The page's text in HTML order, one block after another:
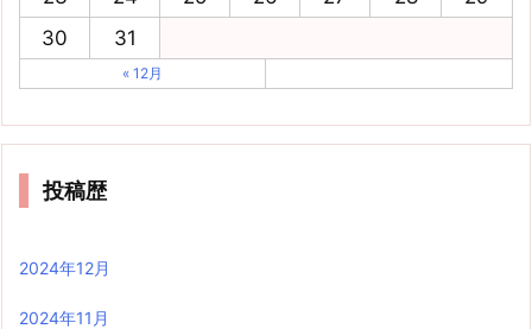
30
31
« 12月
投稿歴
2024年12月
2024年11月